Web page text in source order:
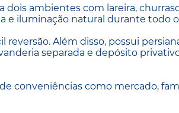
dois ambientes com lareira,
e iluminação natural durante todo
Além disso, possui
separada e depósito
conveniências como mercado,